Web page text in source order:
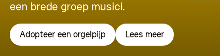
een brede groep musici.
Adopteer een orgelpijp Lees meer